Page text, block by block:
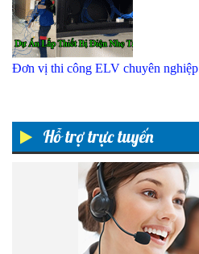
Hỗ trợ trực tuyến
Đơn vị thi công ELV chuyên nghiệp